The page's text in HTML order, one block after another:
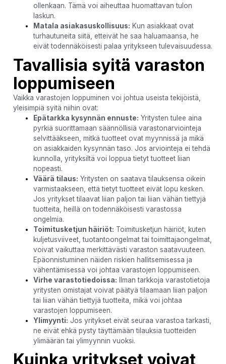
ollenkaan. Tämä voi aiheuttaa huomattavan tulon
laskun.
Matala asiakasuskollisuus: Kun asiakkaat ovat
turhautuneita siitä, etteivät he saa haluamaansa, he
eivät todennäköisesti palaa yritykseen tulevaisuudessa.
Tavallisia syitä varaston
loppumiseen
Vaikka varastojen loppuminen voi johtua useista tekijöistä,
yleisimpiä syitä niihin ovat:
Epätarkka kysynnän ennuste: Yritysten tulee aina
pyrkiä suorittamaan säännöllisiä varastonarviointeja
selvittääkseen, mitkä tuotteet ovat myynnissä ja mikä
on asiakkaiden kysynnän taso. Jos arviointeja ei tehdä
kunnolla, yrityksiltä voi loppua tietyt tuotteet liian
nopeasti.
Väärä tilaus: Yritysten on saatava tilauksensa oikein
varmistaakseen, että tietyt tuotteet eivät lopu kesken.
Jos yritykset tilaavat liian paljon tai liian vähän tiettyjä
tuotteita, heillä on todennäköisesti varastossa
ongelmia.
Toimitusketjun häiriöt: Toimitusketjun häiriöt, kuten
kuljetusviiveet, tuotantoongelmat tai toimittajaongelmat,
voivat vaikuttaa merkittävästi varaston saatavuuteen.
Epäonnistuminen näiden riskien hallitsemisessa ja
vähentämisessä voi johtaa varastojen loppumiseen.
Virhe varastotiedoissa: Ilman tarkkoja varastotietoja
yritysten omistajat voivat päätyä tilaamaan liian paljon
tai liian vähän tiettyjä tuotteita, mikä voi johtaa
varastojen loppumiseen.
Ylimyynti: Jos yritykset eivät seuraa varastoa tarkasti,
ne eivät ehkä pysty täyttämään tilauksia tuotteiden
ylimäärän tai ylimyynnin vuoksi.
Kuinka yritykset voivat